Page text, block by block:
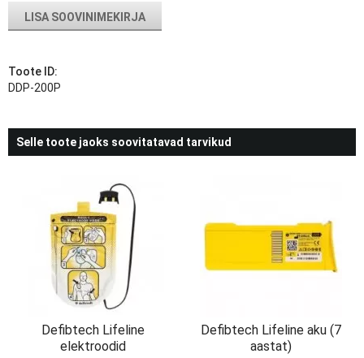
LISA SOOVINIMEKIRJA
Toote ID:
DDP-200P
Selle toote jaoks soovitatavad tarvikud
Defibtech Lifeline
elektroodid
Defibtech Lifeline aku (7
aastat)